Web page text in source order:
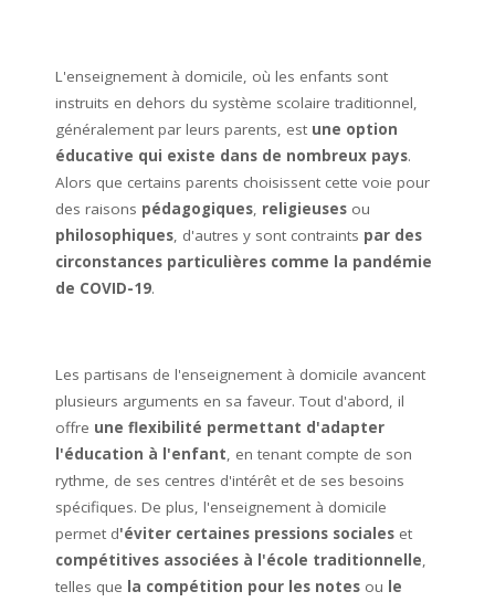
L'enseignement à domicile, où les enfants sont
instruits en dehors du système scolaire traditionnel,
généralement par leurs parents, est une option
éducative qui existe dans de nombreux pays.
Alors que certains parents choisissent cette voie pour
des raisons pédagogiques, religieuses ou
philosophiques, d'autres y sont contraints par des
circonstances particulières comme la pandémie
de COVID-19.
Les partisans de l'enseignement à domicile avancent
plusieurs arguments en sa faveur. Tout d'abord, il
offre une flexibilité permettant d'adapter
l'éducation à l'enfant, en tenant compte de son
rythme, de ses centres d'intérêt et de ses besoins
spécifiques. De plus, l'enseignement à domicile
permet d'éviter certaines pressions sociales et
compétitives associées à l'école traditionnelle,
telles que la compétition pour les notes ou le